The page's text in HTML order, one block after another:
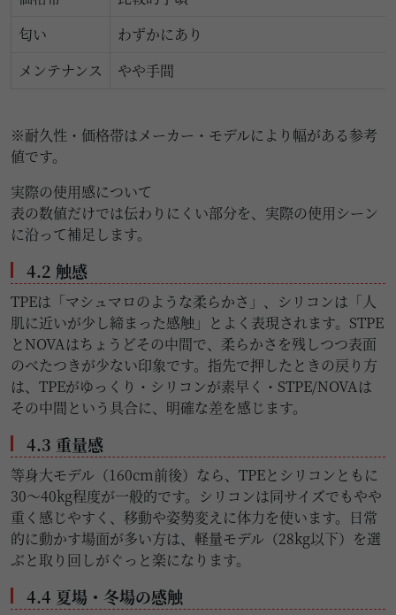
匂い
わずかにあり
メンテナンス
やや手間
※耐久性・価格帯はメーカー・モデルにより幅がある参考
値です。
実際の使用感について
表の数値だけでは伝わりにくい部分を、実際の使用シーン
に沿って補足します。
4.2 触感
TPEは「マシュマロのような柔らかさ」、シリコンは「人
肌に近いが少し締まった感触」とよく表現されます。STPE
とNOVAはちょうどその中間で、柔らかさを残しつつ表面
のべたつきが少ない印象です。指先で押したときの戻り方
は、TPEがゆっくり・シリコンが素早く・STPE/NOVAは
その中間という具合に、明確な差を感じます。
4.3 重量感
等身大モデル（160cm前後）なら、TPEとシリコンともに
30〜40kg程度が一般的です。シリコンは同サイズでもやや
重く感じやすく、移動や姿勢変えに体力を使います。日常
的に動かす場面が多い方は、軽量モデル（28kg以下）を選
ぶと取り回しがぐっと楽になります。
4.4 夏場・冬場の感触